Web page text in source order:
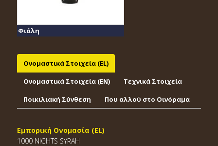
Φιάλη
Ονομαστικά Στοιχεία (EL)
Ονομαστικά Στοιχεία (EΝ) Τεχνικά Στοιχεία
Ποικιλιακή Σύνθεση Που αλλού στο Οινόραμα
Εμπορική Ονομασία (EL)
1000 NIGHTS SYRAH